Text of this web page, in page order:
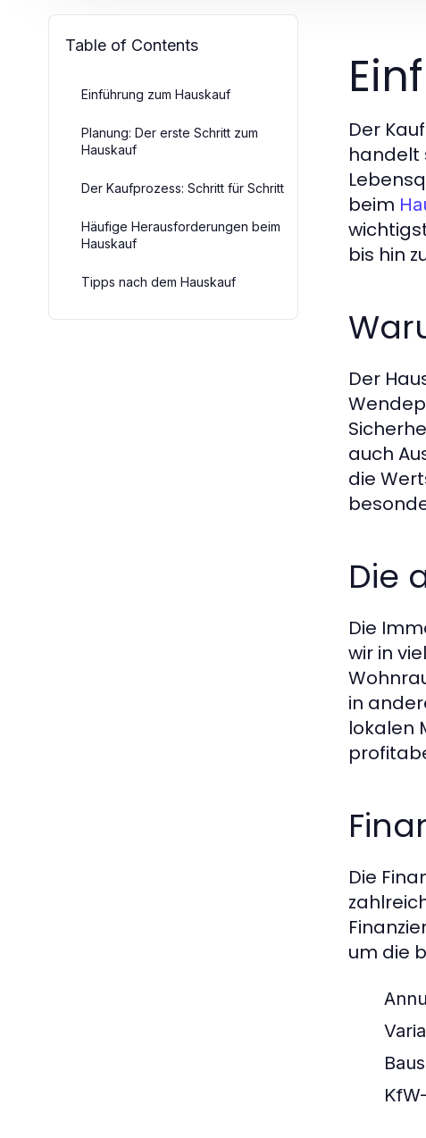
Table of Contents
Einführung zum Hauskauf
Planung: Der erste Schritt zum
Hauskauf
Der Kaufprozess: Schritt für Schritt
Häufige Herausforderungen beim
Hauskauf
Tipps nach dem Hauskauf
Der
handelt
beim
bis hin
Der
auch
die
Die
Die
wir in
in
lokalen
Die
um die